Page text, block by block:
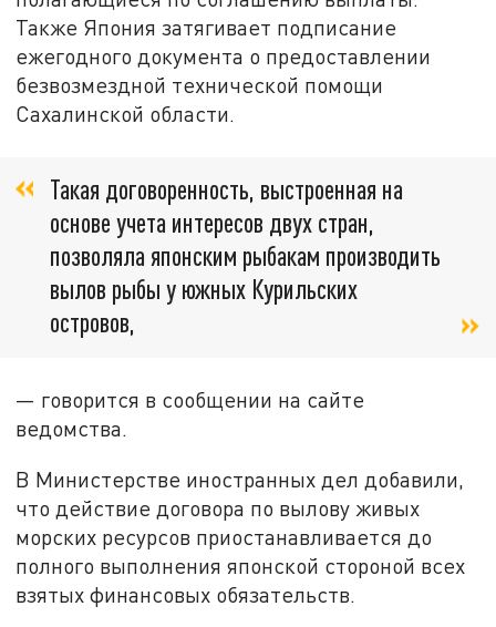
Также Япония затягивает подписание
ежегодного документа о предоставлении
безвозмездной технической помощи
Сахалинской области.
Такая договоренность, выстроенная на
основе учета интересов двух стран,
позволяла японским рыбакам производить
вылов рыбы у южных Курильских
островов,
— говорится в сообщении на сайте
ведомства.
В Министерстве иностранных дел добавили,
что действие договора по вылову живых
морских ресурсов приостанавливается до
полного выполнения японской стороной всех
взятых финансовых обязательств.